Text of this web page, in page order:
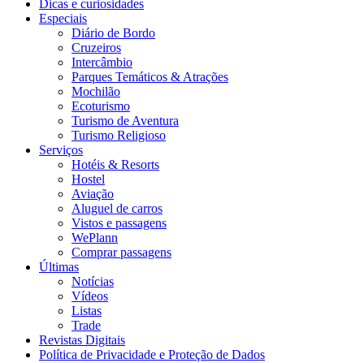
Dicas e curiosidades
Especiais
Diário de Bordo
Cruzeiros
Intercâmbio
Parques Temáticos & Atrações
Mochilão
Ecoturismo
Turismo de Aventura
Turismo Religioso
Serviços
Hotéis & Resorts
Hostel
Aviação
Aluguel de carros
Vistos e passagens
WePlann
Comprar passagens
Últimas
Notícias
Vídeos
Listas
Trade
Revistas Digitais
Política de Privacidade e Proteção de Dados